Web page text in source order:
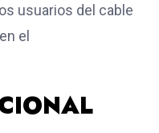
usuarios del cable
el